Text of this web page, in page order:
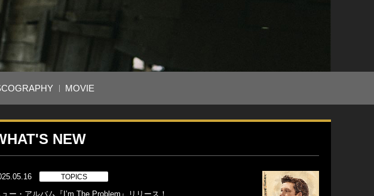
MOVIE
NEW
TOPICS
ュー・アルバム『I’m The Problem』リリース！